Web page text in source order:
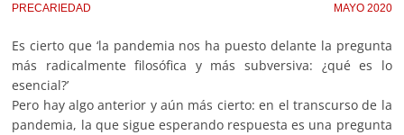
PRECARIEDAD MAYO 2020
Es cierto que ‘la pandemia nos ha puesto delante la pregunta
más radicalmente filosófica y más subversiva: ¿qué es lo
esencial?’
Pero hay algo anterior y aún más cierto: en el transcurso de la
pandemia, la que sigue esperando respuesta es una pregunta